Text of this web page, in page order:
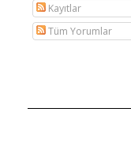
Kayıtlar
Tüm Yorumlar